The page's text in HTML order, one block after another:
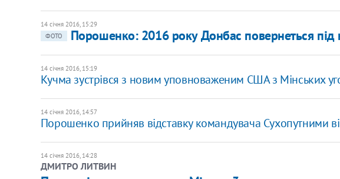
14 січня 2016, 15:29
ФОТО
Порошенко: 2016 року Донбас повернеться під
14 січня 2016, 15:19
Кучма зустрівся з новим уповноваженим США з Мінських
14 січня 2016, 14:57
Порошенко прийняв відставку командувача Сухопутними
14 січня 2016, 14:28
ДМИТРО ЛИТВИН